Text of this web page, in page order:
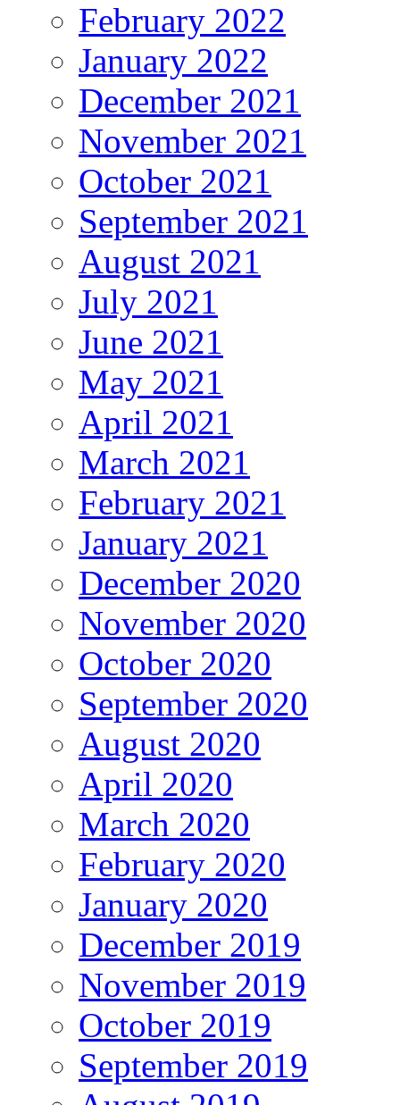
February 2022
January 2022
December 2021
November 2021
October 2021
September 2021
August 2021
July 2021
June 2021
May 2021
April 2021
March 2021
February 2021
January 2021
December 2020
November 2020
October 2020
September 2020
August 2020
April 2020
March 2020
February 2020
January 2020
December 2019
November 2019
October 2019
September 2019